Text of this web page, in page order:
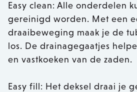
Easy clean: Alle onderdelen
gereinigd worden. Met een
draaibeweging maak je de
los. De drainagegaatjes
en vastkoeken van de zaden.
Easy fill: Het deksel draai je